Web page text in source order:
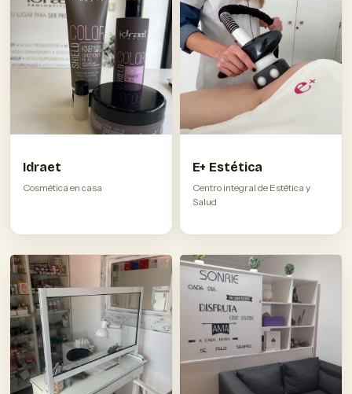
Idraet
Cosmética en casa
E+ Estética
Centro integral de Estética y
Salud